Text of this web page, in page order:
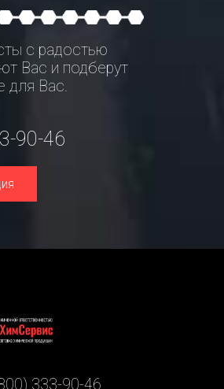
с радостью
Вас и подберут
для Вас.
90-46
333-90-46